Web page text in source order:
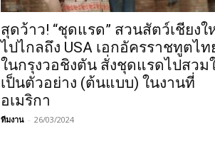
สุดว้าว! “ชุดแรด” สวนสัตว์เชียงใ
ไปไกลถึง USA เอกอัครราชทูตไท
ในกรุงวอชิงตัน สั่งชุดแรดไปสวม
เป็นตัวอย่าง (ต้นแบบ) ในงานที่
อเมริกา
ทีมงาน - 26/03/2024